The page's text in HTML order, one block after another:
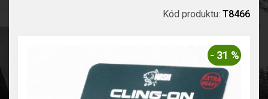
Kód produktu: T8466
- 31 %